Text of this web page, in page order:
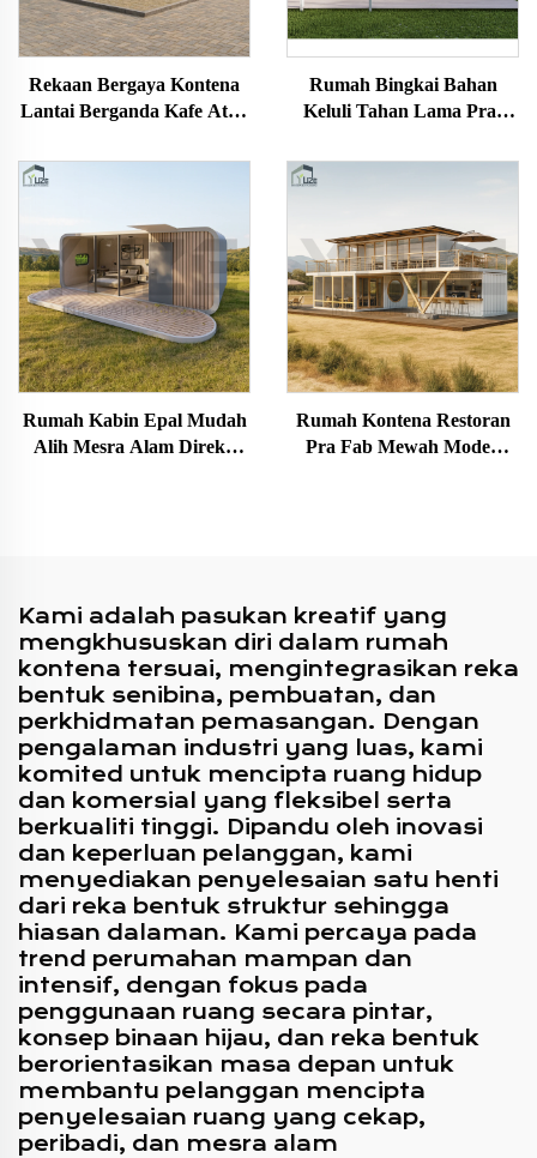
Rekaan Bergaya Kontena
Lantai Berganda Kafe Atap
Penghantaran Dijual
Rumah Bingkai Bahan
Keluli Tahan Lama Pra-
3 Bilik Tidur, Rumah
Kontena Hotel untuk
Rumah Kabin Epal Mudah
Alih Mesra Alam Direka
Rumah Kontena Restoran
Pra Fab Mewah Moden
Kami adalah pasukan kreatif yang
mengkhususkan diri dalam rumah
kontena tersuai, mengintegrasikan reka
bentuk senibina, pembuatan, dan
perkhidmatan pemasangan. Dengan
pengalaman industri yang luas, kami
komited untuk mencipta ruang hidup
dan komersial yang fleksibel serta
berkualiti tinggi. Dipandu oleh inovasi
dan keperluan pelanggan, kami
menyediakan penyelesaian satu henti
dari reka bentuk struktur sehingga
hiasan dalaman. Kami percaya pada
trend perumahan mampan dan
intensif, dengan fokus pada
penggunaan ruang secara pintar,
konsep binaan hijau, dan reka bentuk
berorientasikan masa depan untuk
membantu pelanggan mencipta
penyelesaian ruang yang cekap,
peribadi, dan mesra alam